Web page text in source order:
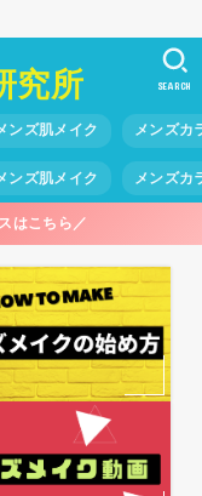
究所
ンズ肌メイク メンズカ
ンズ肌メイク メンズカ
SEARCH
はこちら／